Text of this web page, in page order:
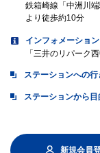
鉄箱崎線「中洲川
より徒歩約10分
インフォメーション
「三井のリパーク
ステーションへの
ステーションから
新規会員